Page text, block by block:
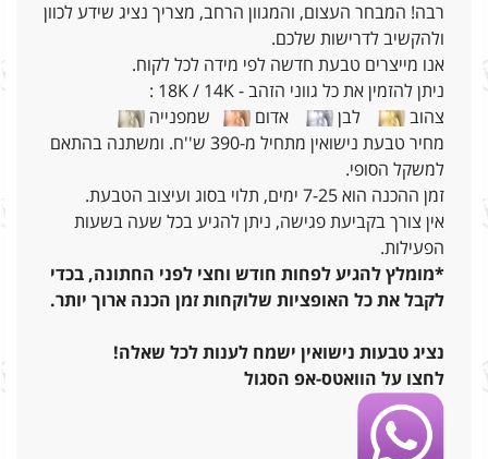
רבה! המבחר העצום, והמגוון הרחב, מצריך נציג שידע לכוון
ולהקשיב לדרישות שלכם.
אנו מייצרים טבעת חדשה לפי מידה לכל לקוח.
ניתן להזמין את כל גווני הזהב - 18K / 14K :
צהוב
לבן אדום
שמפנייה
מחיר טבעת נישואין מתחיל מ-390 ש''ח. ומשתנה בהתאם
למשקל הסופי.
זמן ההכנה הוא 7-25 ימים, תלוי בסוג ועיצוב הטבעת.
אין צורך בקביעת פגישה, ניתן להגיע בכל שעה בשעות
הפעילות.
*מומלץ להגיע לפחות חודש וחצי לפני החתונה, בכדי
לקבל את כל האופציות שלוקחות זמן הכנה ארוך יותר.
נציג טבעות נישואין ישמח לענות לכל שאלה!
לחצו על הוואטס-אפ הסגול